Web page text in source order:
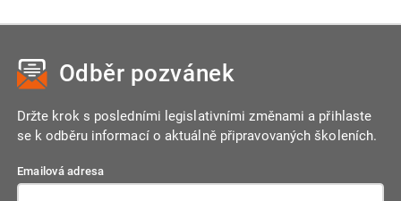
Odběr pozvánek
Držte krok s posledními legislativními změnami a přihlaste
se k odběru informací o aktuálně připravovaných školeních.
Emailová adresa